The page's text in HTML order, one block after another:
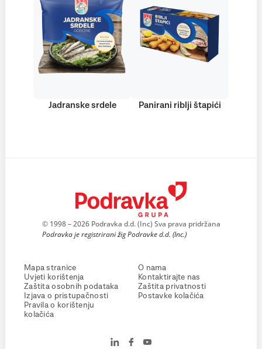
Jadranske srdele Panirani riblji štapići
© 1998 – 2026 Podravka d.d. (Inc) Sva prava pridržana
Podravka je registrirani žig Podravke d.d. (Inc.)
Mapa stranice
Uvjeti korištenja
Zaštita osobnih podataka
Izjava o pristupačnosti
Pravila o korištenju
kolačića
O nama
Kontaktirajte nas
Zaštita privatnosti
Postavke kolačića